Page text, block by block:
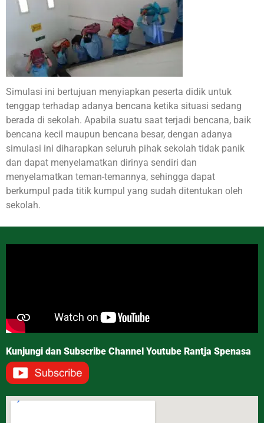
Simulasi ini bertujuan menyiapkan peserta didik untuk
tenggap terhadap adanya bencana ketika situasi sedang
berada di sekolah. Apabila suatu saat terjadi bencana, baik
bencana kecil maupun bencana besar, dengan adanya
simulasi ini diharapkan seluruh pihak sekolah tidak panik
dan dapat menyelamatkan dirinya sendiri dan
menyelamatkan teman-temannya, sehingga dapat
berkumpul pada titik kumpul yang sudah ditentukan oleh
sekolah.
Kunjungi dan Subscribe Channel Youtube Rantja Spenasa